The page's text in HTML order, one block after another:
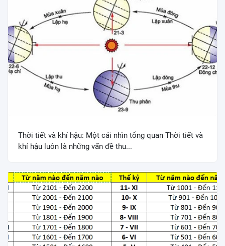
Thời tiết và khí hậu: Một cái nhìn tổng quan Thời tiết và
khí hậu luôn là những vấn đề thu...